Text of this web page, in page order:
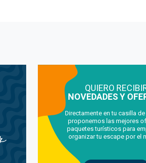
QUIERO
NOVEDADES Y
Directamente en tu casilla
proponemos las mejores
paquetes turísticos para
organizar tu escape por el